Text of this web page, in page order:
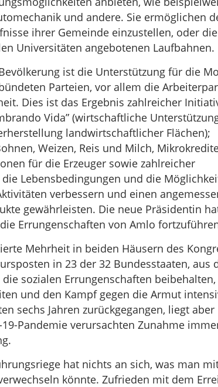
und andere. Sie ermöglichen
ihrer Gemeinde einzustellen, oder
Universitäten angebotenen Laufbahnen.
ist die Unterstützung für die
Parteien, vor allem die
Dies ist das Ergebnis zahlreicher
Vida” (wirtschaftliche
landwirtschaftlicher Flächen);
Weizen, Reis und Milch,
für die Erzeuger sowie zahlreicher
Lebensbedingungen und die
verbessern und einen
gewährleisten. Die neue Präsidentin
Errungenschaften von Amlo
Mehrheit in beiden Häusern des
in 23 der 32 Bundesstaaten, aus
sozialen Errungenschaften
und den Kampf gegen die Armut
sechs Jahren zurückgegangen, liegt aber
Pandemie verursachten Zunahme
hat nichts an sich, was man
könnte. Zufrieden mit dem